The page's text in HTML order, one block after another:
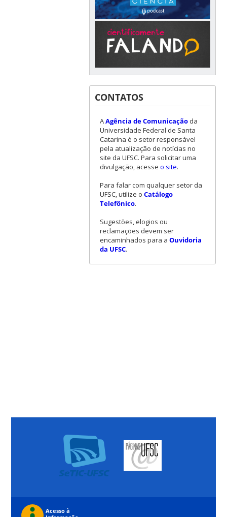
CONTATOS
AAgência de Comunicaçãoda
Universidade Federal de Santa
Catarina é o setor responsável
pela atualização de notícias no
site da UFSC. Para solicitar uma
divulgação, acesse o site.
Para falar com qualquer setor da
UFSC, utilize o Catálogo
Telefônico.
Sugestões, elogios ou
reclamações devem ser
encaminhados para a Ouvidoria
da UFSC.